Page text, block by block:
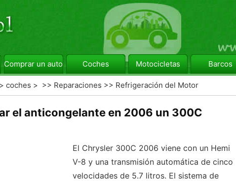
Comprar un automóvil Coches Motocicletas Barcos
coches > >> Reparaciones >> Refrigeración del Motor
el anticongelante en 2006 un 300C
El Chrysler 300C 2006 viene con un Hemi
V-8 y una transmisión automática de cinco
velocidades de 5.7 litros. El sistema de